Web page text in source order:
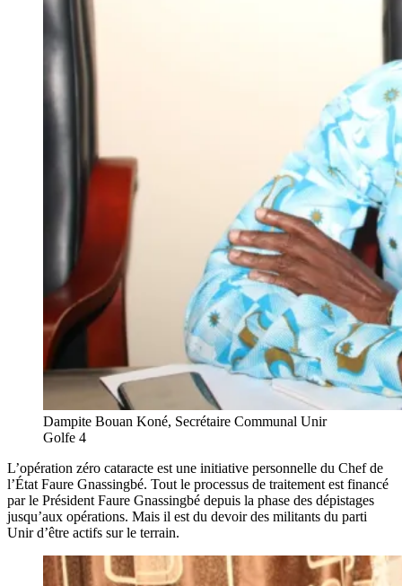
Dampite Bouan Koné, Secrétaire Communal Unir
Golfe 4
L’opération zéro cataracte est une initiative personnelle du Chef de
l’État Faure Gnassingbé. Tout le processus de traitement est financé
par le Président Faure Gnassingbé depuis la phase des dépistages
jusqu’aux opérations. Mais il est du devoir des militants du parti
Unir d’être actifs sur le terrain.